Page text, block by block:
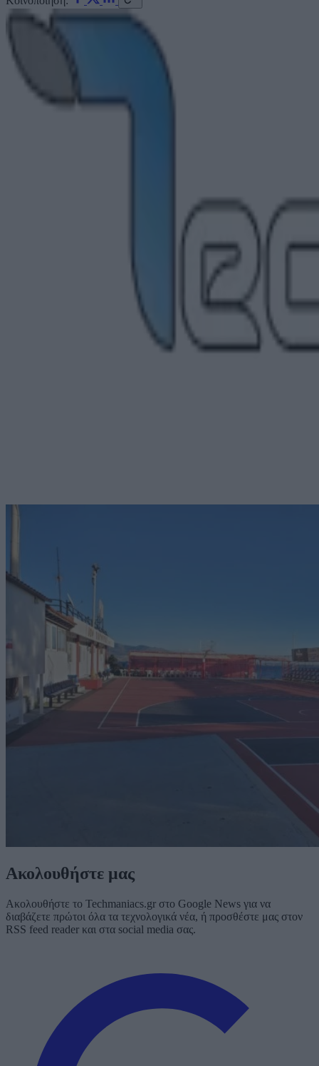
Ακολουθήστε μας
Ακολουθήστε το Techmaniacs.gr στο Google News για να
διαβάζετε πρώτοι όλα τα τεχνολογικά νέα, ή προσθέστε μας στον
RSS feed reader και στα social media σας.